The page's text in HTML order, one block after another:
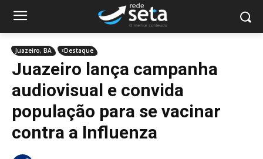
Juazeiro, BA ᶻDestaque
Juazeiro lança campanha
audiovisual e convida
população para se vacinar
contra a Influenza